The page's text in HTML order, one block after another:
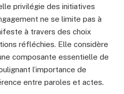
privilégie des initiatives
ne se limite pas à
à travers des choix
réfléchies. Elle considère
composante essentielle de
l’importance de
entre paroles et actes.